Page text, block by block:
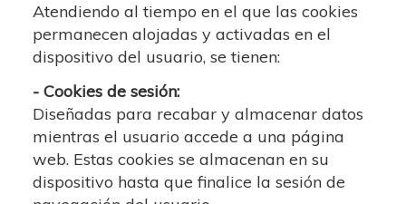
Atendiendo al tiempo en el que las cookies
permanecen alojadas y activadas en el
dispositivo del usuario, se tienen:
- Cookies de sesión:
Diseñadas para recabar y almacenar datos
mientras el usuario accede a una página
web. Estas cookies se almacenan en su
dispositivo hasta que finalice la sesión de